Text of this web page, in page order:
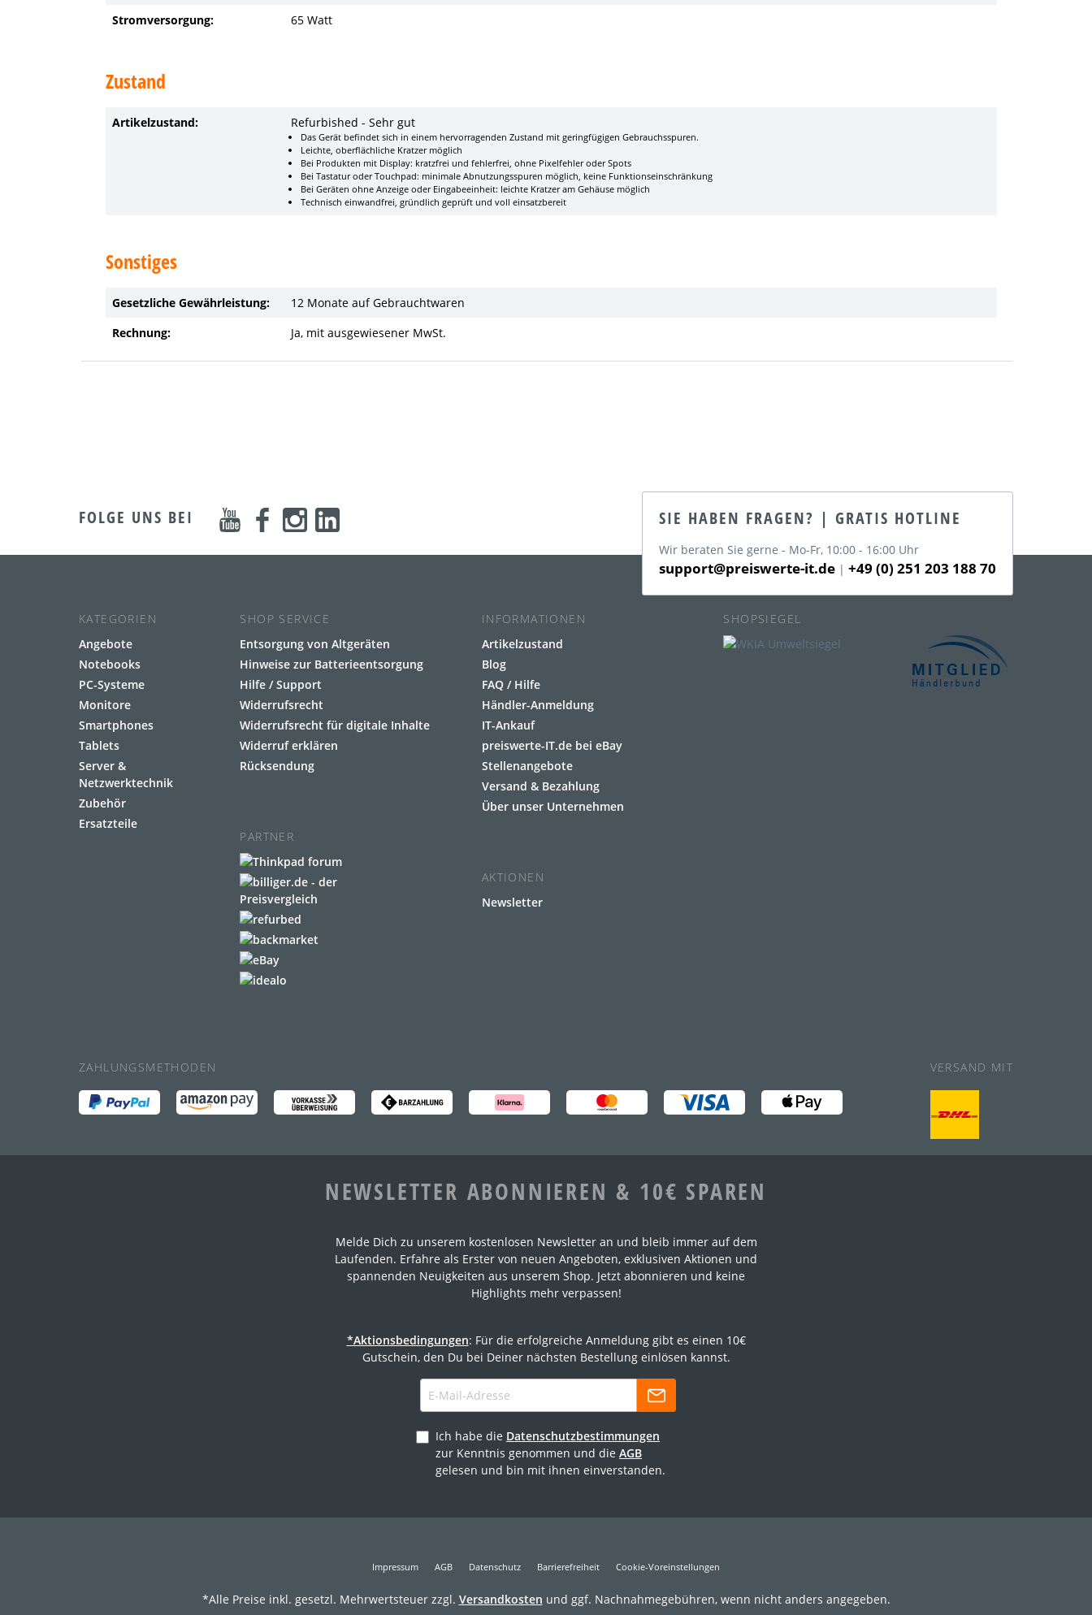
Stromversorgung:
65 Watt
Zustand
Artikelzustand: Refurbished - Sehr gut
Das Gerät befindet sich in einem hervorragenden Zustand mit geringfügigen Gebrauchsspuren.
Leichte, oberflächliche Kratzer möglich
Bei Produkten mit Display: kratzfrei und fehlerfrei, ohne Pixelfehler oder Spots
Bei Tastatur oder Touchpad: minimale Abnutzungsspuren möglich, keine Funktionseinschränkung
Bei Geräten ohne Anzeige oder Eingabeeinheit: leichte Kratzer am Gehäuse möglich
Technisch einwandfrei, gründlich geprüft und voll einsatzbereit
Sonstiges
Gesetzliche Gewährleistung:
12 Monate auf Gebrauchtwaren
Rechnung:
Ja, mit ausgewiesener MwSt.
FOLGE UNS BEI SIE HABEN FRAGEN? | GRATIS HOTLINE
Wir beraten Sie gerne - Mo-Fr, 10:00 - 16:00 Uhr
support@preiswerte-it.de | +49 (0) 251 203 188 70
KATEGORIEN
Angebote
Notebooks
PC-Systeme
Monitore
Smartphones
Tablets
Server &
Netzwerktechnik
Zubehör
Ersatzteile
SHOP SERVICE
Entsorgung von Altgeräten
Hinweise zur Batterieentsorgung
Hilfe / Support
Widerrufsrecht
Widerrufsrecht für digitale Inhalte
Widerruf erklären
Rücksendung
PARTNER
INFORMATIONEN
Artikelzustand
Blog
FAQ / Hilfe
Händler-Anmeldung
IT-Ankauf
preiswerte-IT.de bei eBay
Stellenangebote
Versand & Bezahlung
Über unser Unternehmen
AKTIONEN
Newsletter
SHOPSIEGEL
ZAHLUNGSMETHODEN VERSAND MIT
NEWSLETTER ABONNIEREN & 10€ SPAREN
Melde Dich zu unserem kostenlosen Newsletter an und bleib immer auf dem
Laufenden. Erfahre als Erster von neuen Angeboten, exklusiven Aktionen und
spannenden Neuigkeiten aus unserem Shop. Jetzt abonnieren und keine
Highlights mehr verpassen!
*Aktionsbedingungen: Für die erfolgreiche Anmeldung gibt es einen 10€
Gutschein, den Du bei Deiner nächsten Bestellung einlösen kannst.
Ich habe die Datenschutzbestimmungen
zur Kenntnis genommen und die AGB
gelesen und bin mit ihnen einverstanden.
Impressum AGB Datenschutz Barrierefreiheit Cookie-Voreinstellungen
*Alle Preise inkl. gesetzl. Mehrwertsteuer zzgl. Versandkosten und ggf. Nachnahmegebühren, wenn nicht anders angegeben.